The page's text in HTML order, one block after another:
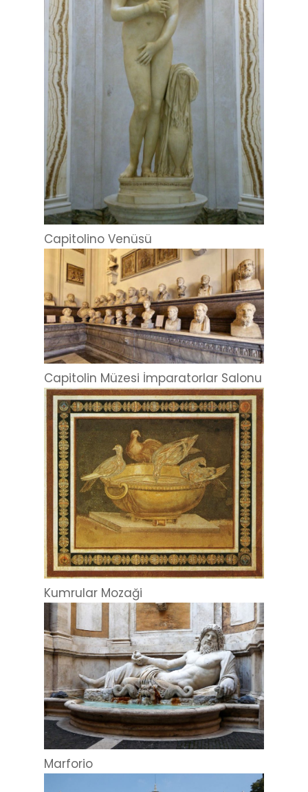
Capitolino Venüsü
Capitolin Müzesi İmparatorlar Salonu
Kumrular Mozaği
Marforio